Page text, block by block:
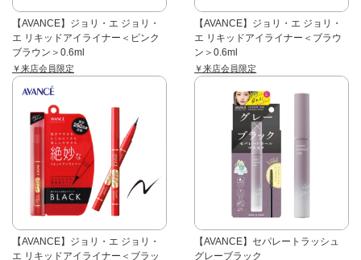
【AVANCE】ジョリ・エ ジョリ・
エ リキッドアイライナー＜ピンク
ブラウン＞0.6ml
￥来店会員限定
【AVANCE】ジョリ・エ ジョリ・
エ リキッドアイライナー＜ブラウ
ン＞0.6ml
￥来店会員限定
【AVANCE】ジョリ・エ ジョリ・
エ リキッドアイライナー＜ブラッ
【AVANCE】セパレートラッシュ
グレーブラック